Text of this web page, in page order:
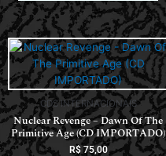
CDS INTERNACIONAIS
Nuclear Revenge – Dawn Of The
Primitive Age (CD IMPORTADO)
R$75,00